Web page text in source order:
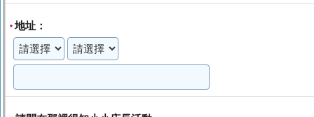
*地址：